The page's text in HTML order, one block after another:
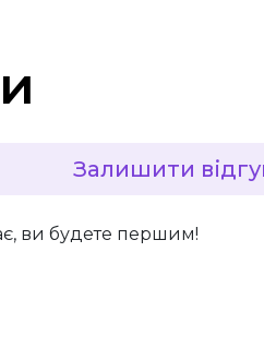
Залишити
ви будете першим!